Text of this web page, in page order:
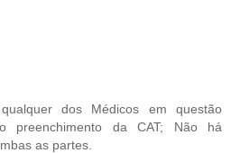
dos Médicos em questão
preenchimento da CAT; Não há
as partes.